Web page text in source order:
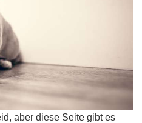
aber diese Seite gibt es